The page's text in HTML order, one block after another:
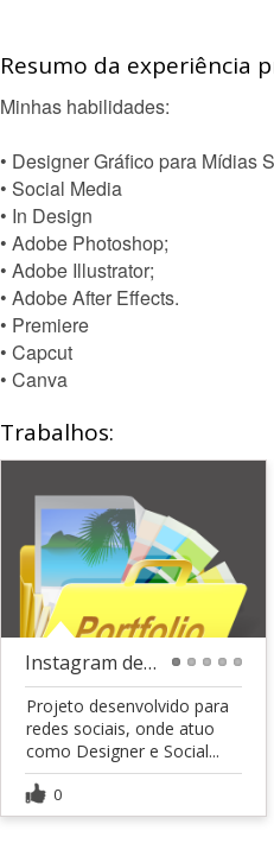
Resumo da experiência
Minhas habilidades:
• Designer Gráfico para Mídias
• Social Media
• In Design
• Adobe Photoshop;
• Adobe Illustrator;
• Adobe After Effects.
• Premiere
• Capcut
• Canva
Trabalhos:
Instagram de Saúde e Bem estar
Projeto desenvolvido para
redes sociais, onde atuo
como Designer e Social...
0